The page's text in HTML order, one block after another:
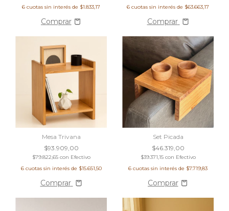
6 cuotas sin interés de $1.833,17
6 cuotas sin interés de $63.663,17
Comprar
Mesa Trivana
$93.909,00
$79.822,65 con Efectivo
6 cuotas sin interés de $15.651,50
Comprar
Set Picada
$46.319,00
$39.371,15 con Efectivo
6 cuotas sin interés de $7.719,83